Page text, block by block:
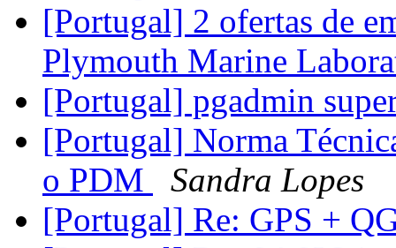
[Portugal] 2 ofertas de
Plymouth Marine
[Portugal] pgadmin
[Portugal] Norma
o PDM
Sandra Lopes
[Portugal] Re: GPS +